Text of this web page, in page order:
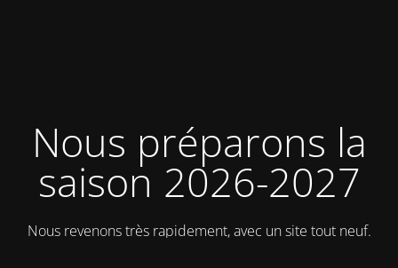
Nous préparons la
saison 2026-2027
Nous revenons très rapidement, avec un site tout neuf.